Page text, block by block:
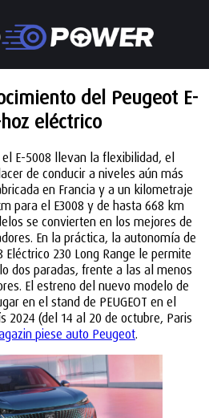
del Peugeot E-
eléctrico
E-5008 llevan la flexibilidad, el
de conducir a niveles aún más
en Francia y a un kilometraje
para el E3008 y de hasta 668 km
se convierten en los mejores de
En la práctica, la autonomía de
Eléctrico 230 Long Range le permite
dos paradas, frente a las al menos
El estreno del nuevo modelo de
en el stand de PEUGEOT en el
2024 (del 14 al 20 de octubre, Paris
piese auto Peugeot.